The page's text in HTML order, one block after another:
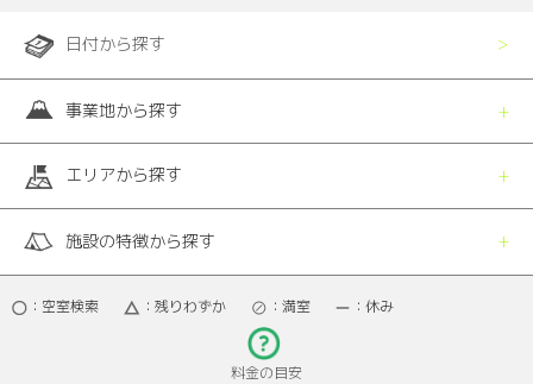
日付から探す
事業地から探す
エリアから探す
施設の特徴から探す
：空室検索 ：残りわずか ：満室 ：休み
料金の目安